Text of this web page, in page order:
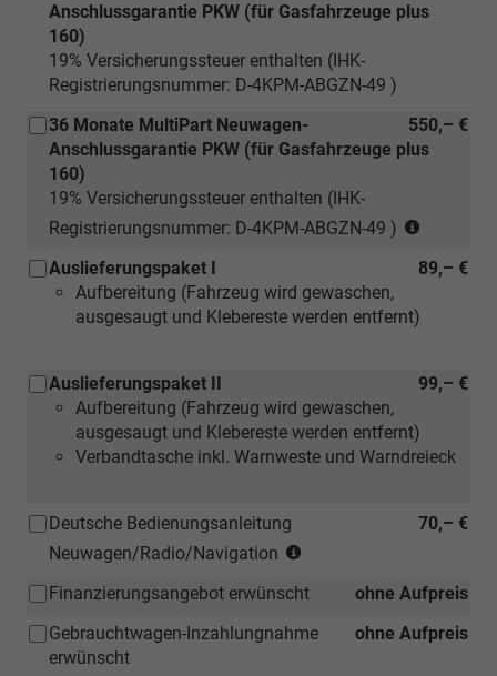
Anschlussgarantie PKW (für Gasfahrzeuge plus
160)
19% Versicherungssteuer enthalten (IHK-
Registrierungsnummer: D-4KPM-ABGZN-49 )
550,– €
36 Monate MultiPart Neuwagen-
Anschlussgarantie PKW (für Gasfahrzeuge plus
160)
19% Versicherungssteuer enthalten (IHK-
Registrierungsnummer: D-4KPM-ABGZN-49 )
89,– €
Auslieferungspaket I
Aufbereitung (Fahrzeug wird gewaschen,
ausgesaugt und Klebereste werden entfernt)
99,– €
Auslieferungspaket II
Aufbereitung (Fahrzeug wird gewaschen,
ausgesaugt und Klebereste werden entfernt)
Verbandtasche inkl. Warnweste und Warndreieck
70,– €
Deutsche Bedienungsanleitung
Neuwagen/Radio/Navigation
auch
einem
ohne Aufpreis
Finanzierungsangebot erwünscht
ohne Aufpreis
Gebrauchtwagen-Inzahlungnahme
erwünscht